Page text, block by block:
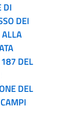
DI
DEI
ALLA
187 DEL
DEL